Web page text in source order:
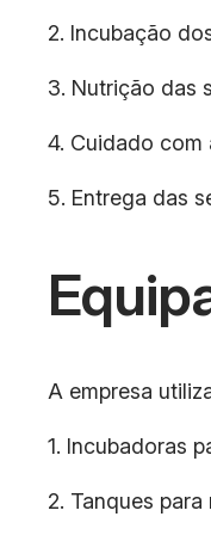
2. Incubação
3. Nutrição das
4. Cuidado com
5. Entrega das
A empresa
1. Incubadoras
2. Tanques